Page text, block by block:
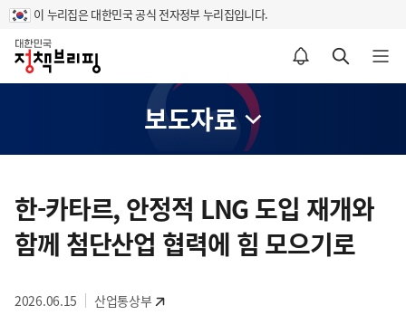
이 누리집은 대한민국 공식 전자정부 누리집입니다.
홈
알림설정 바로가기 검색 바로가기 메뉴 열기
보도자료
텐
츠
영
한-카타르, 안정적 LNG 도입 재개와
함께 첨단산업 협력에 힘 모으기로
2026.06.15 산업통상부